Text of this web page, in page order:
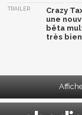
TRAILER
Crazy
une
bêta
très